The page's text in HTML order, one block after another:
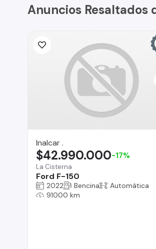
Anuncios Resaltados
Inalcar .
La Cisterna
Ford F-150
$42.990.000-17%
2022 Bencina
Automática
91000 km